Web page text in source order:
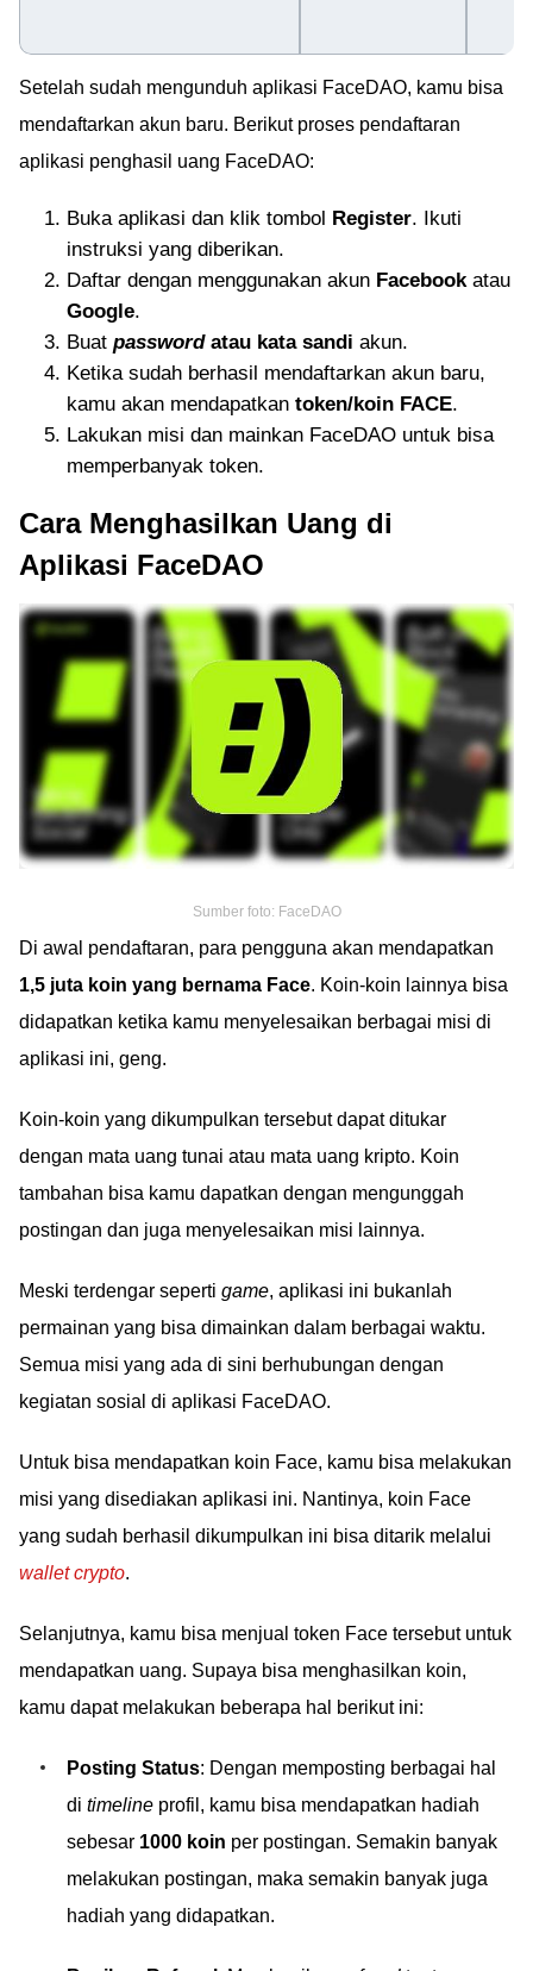
Setelah sudah mengunduh aplikasi FaceDAO, kamu bisa
mendaftarkan akun baru. Berikut proses pendaftaran
aplikasi penghasil uang FaceDAO:
Buka aplikasi dan klik tombol Register. Ikuti
instruksi yang diberikan.
Daftar dengan menggunakan akun Facebook atau
Google.
Buat passwordatau kata sandi akun.
Ketika sudah berhasil mendaftarkan akun baru,
kamu akan mendapatkan token/koin FACE.
Lakukan misi dan mainkan FaceDAO untuk bisa
memperbanyak token.
Cara Menghasilkan Uang di
Aplikasi FaceDAO
Sumber foto: FaceDAO
Di awal pendaftaran, para pengguna akan mendapatkan
1,5 juta koin yang bernama Face. Koin-koin lainnya bisa
didapatkan ketika kamu menyelesaikan berbagai misi di
aplikasi ini, geng.
Koin-koin yang dikumpulkan tersebut dapat ditukar
dengan mata uang tunai atau mata uang kripto. Koin
tambahan bisa kamu dapatkan dengan mengunggah
postingan dan juga menyelesaikan misi lainnya.
Meski terdengar seperti game, aplikasi ini bukanlah
permainan yang bisa dimainkan dalam berbagai waktu.
Semua misi yang ada di sini berhubungan dengan
kegiatan sosial di aplikasi FaceDAO.
Untuk bisa mendapatkan koin Face, kamu bisa melakukan
misi yang disediakan aplikasi ini. Nantinya, koin Face
yang sudah berhasil dikumpulkan ini bisa ditarik melalui
wallet crypto.
Selanjutnya, kamu bisa menjual token Face tersebut untuk
mendapatkan uang. Supaya bisa menghasilkan koin,
kamu dapat melakukan beberapa hal berikut ini:
Posting Status: Dengan memposting berbagai hal
di timeline profil, kamu bisa mendapatkan hadiah
sebesar 1000 koin per postingan. Semakin banyak
melakukan postingan, maka semakin banyak juga
hadiah yang didapatkan.